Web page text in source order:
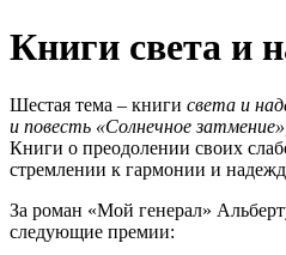
Книги света и
Шестая тема – книги света и
и повесть «Солнечное
Книги о преодолении своих
стремлении к гармонии и
За роман «Мой генерал»
следующие премии: